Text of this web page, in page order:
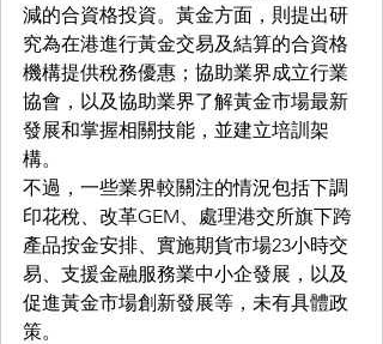
減的合資格投資。黃金方面，則提出研
究為在港進行黃金交易及結算的合資格
機構提供稅務優惠；協助業界成立行業
協會，以及協助業界了解黃金市場最新
發展和掌握相關技能，並建立培訓架
構。
不過，一些業界較關注的情況包括下調
印花稅、改革GEM、處理港交所旗下跨
產品按金安排、實施期貨市場23小時交
易、支援金融服務業中小企發展，以及
促進黃金市場創新發展等，未有具體政
策。